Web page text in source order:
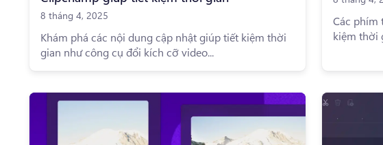
8 tháng 4, 2025
Khám phá các nội dung cập nhật giúp tiết kiệm thời
gian như công cụ đổi kích cỡ video...
Các phím
kiệm thời